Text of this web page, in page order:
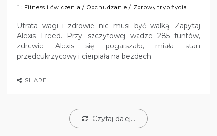
Fitness i ćwiczenia / Odchudzanie / Zdrowy tryb życia
Utrata wagi i zdrowie nie musi być walką. Zapytaj
Alexis Freed. Przy szczytowej wadze 285 funtów,
zdrowie Alexis się pogarszało, miała stan
przedcukrzycowy i cierpiała na bezdech
SHARE
Czytaj dalej...